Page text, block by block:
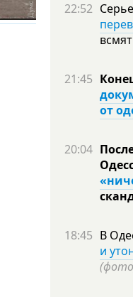
22:52
21:45
от
20:04
18:45 В
и